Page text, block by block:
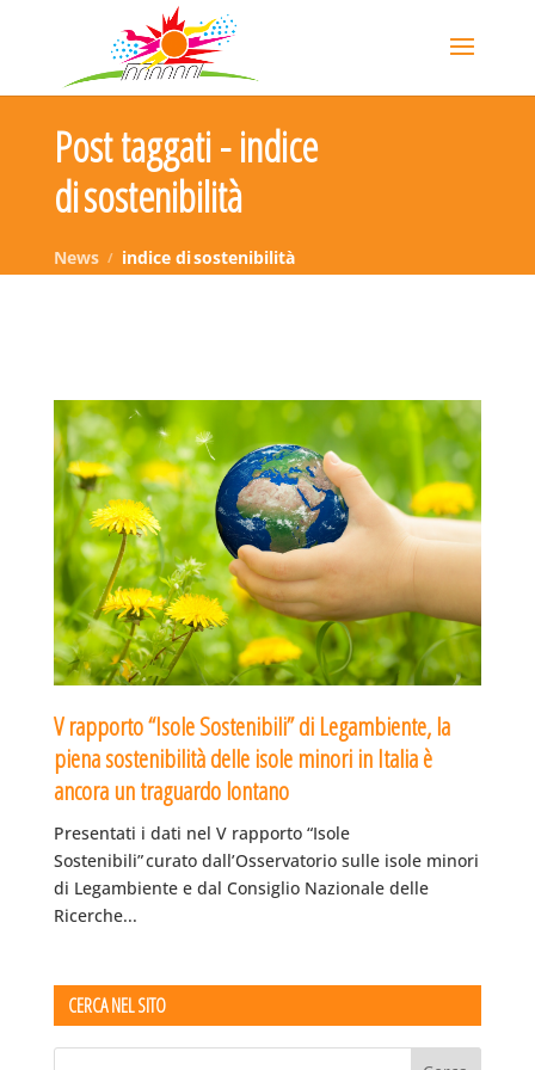
Post taggati - indice
di sostenibilità
News indice di sostenibilità
V rapporto “Isole Sostenibili” di Legambiente, la
piena sostenibilità delle isole minori in Italia è
ancora un traguardo lontano
Presentati i dati nel V rapporto “Isole
Sostenibili” curato dall’Osservatorio sulle isole minori
di Legambiente e dal Consiglio Nazionale delle
Ricerche...
CERCA NEL SITO